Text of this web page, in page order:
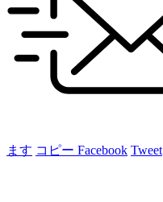
ます コピー Facebook Tweet